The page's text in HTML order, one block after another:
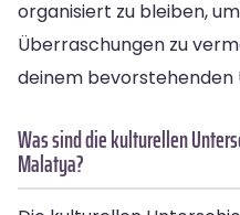
organisiert zu bleiben,
Überraschungen zu
deinem bevorstehenden
Was sind die kulturellen
Malatya?